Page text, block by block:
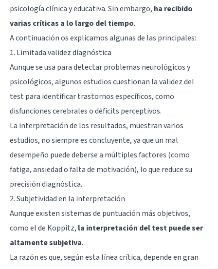
psicología clínica y educativa. Sin embargo, ha recibido
varias críticas a lo largo del tiempo.
A continuación os explicamos algunas de las principales:
1. Limitada validez diagnóstica
Aunque se usa para detectar problemas neurológicos y
psicológicos, algunos estudios cuestionan la validez del
test para identificar trastornos específicos, como
disfunciones cerebraleso déficits perceptivos.
La interpretación de los resultados, muestran varios
estudios, no siempre es concluyente, ya que un mal
desempeño puede deberse a múltiples factores (como
fatiga, ansiedad o falta de motivación), lo que reduce su
precisión diagnóstica.
2. Subjetividad en la interpretación
Aunque existen sistemas de puntuación más objetivos,
como el de Koppitz, la interpretación del test puede ser
altamente subjetiva.
La razón es que, según esta línea crítica, depende en gran